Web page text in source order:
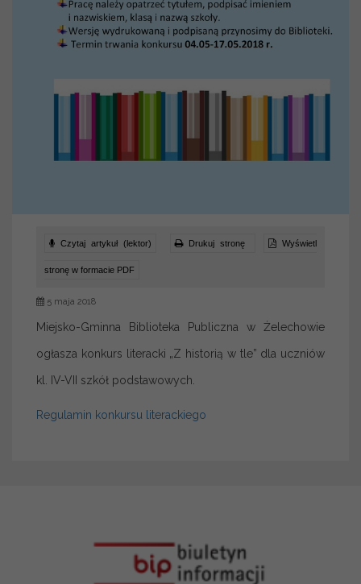
Czytaj artykuł (lektor) Drukuj stronę Wyświetl
stronę w formacie PDF
5 maja 2018
Miejsko-Gminna Biblioteka Publiczna w Żelechowie
ogłasza konkurs literacki „Z historią w tle” dla uczniów
kl. IV-VII szkół podstawowych.
Regulamin konkursu literackiego